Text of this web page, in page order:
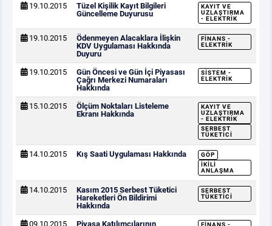
19.10.2015
Tüzel Kişilik Kayıt Bilgileri
Güncelleme Duyurusu
KAYIT VE
UZLAŞTIRMA
- ELEKTRIK
19.10.2015
Ödenmeyen Alacaklara İlişkin
KDV Uygulaması Hakkında
Duyuru
FINANS -
ELEKTRIK
19.10.2015
Gün Öncesi ve Gün İçi Piyasası
Çağrı Merkezi Numaraları
Hakkında
SISTEM -
ELEKTRIK
15.10.2015
Ölçüm Noktaları Listeleme
Ekranı Hakkında
KAYIT VE
UZLAŞTIRMA
- ELEKTRIK
SERBEST
TÜKETICI
14.10.2015 Kış Saati Uygulaması Hakkında
GÖP
İKILI
ANLAŞMA
14.10.2015
Kasım 2015 Serbest Tüketici
Hareketleri Ön Bildirimi
Hakkında
SERBEST
TÜKETICI
09.10.2015 Piyasa Katılımcılarının FINANS -